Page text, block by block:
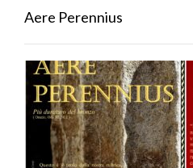
Aere Perennius